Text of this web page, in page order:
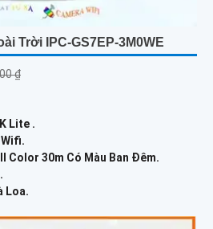
Trời IPC-GS7EP-3M0WE
₫
Lite .
Wifi.
Color 30m Có Màu Ban Ðêm.
Loa.